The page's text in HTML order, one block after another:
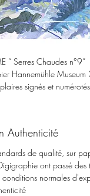
“ Serres Chaudes n°9”
Hannemühle
signés et numérotés
Authenticité
de qualité, sur
ont passé
normales